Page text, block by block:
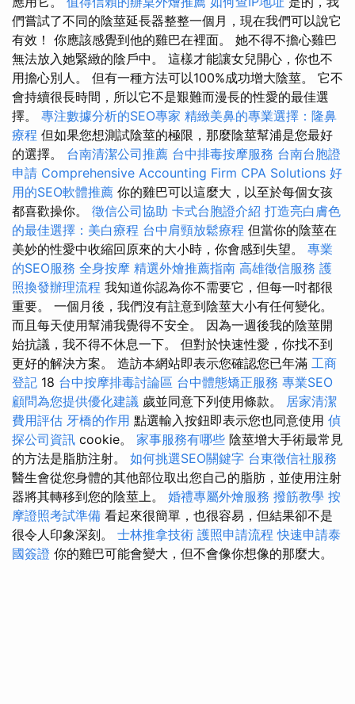
們嘗試了不同的陰莖延長器整整一個月，現在我們可以說它
有效！ 你應該感覺到他的雞巴在裡面。 她不得不擔心雞巴
無法放入她緊緻的陰戶中。 這樣才能讓女兒開心，你也不
用擔心別人。 但有一種方法可以100%成功增大陰莖。 它不
會持續很長時間，所以它不是艱難而漫長的性愛的最佳選
擇。 專注數據分析的SEO專家 精緻美鼻的專業選擇：隆鼻
療程 但如果您想測試陰莖的極限，那麼陰莖幫浦是您最好
的選擇。 台南清潔公司推薦 台中排毒按摩服務 台南台胞證
申請 Comprehensive Accounting Firm CPA Solutions 好
用的SEO軟體推薦 你的雞巴可以這麼大，以至於每個女孩
都喜歡操你。 徵信公司協助 卡式台胞證介紹 打造亮白膚色
的最佳選擇：美白療程 台中肩頸放鬆療程 但當你的陰莖在
美妙的性愛中收縮回原來的大小時，你會感到失望。 專業
的SEO服務 全身按摩 精選外燴推薦指南 高雄徵信服務 護
照換發辦理流程 我知道你認為你不需要它，但每一吋都很
重要。 一個月後，我們沒有註意到陰莖大小有任何變化。
而且每天使用幫浦我覺得不安全。 因為一週後我的陰莖開
始抗議，我不得不休息一下。 但對於快速性愛，你找不到
更好的解決方案。 造訪本網站即表示您確認您已年滿 工商
登記 18 台中按摩排毒討論區 台中體態矯正服務 專業SEO
顧問為您提供優化建議 歲並同意下列使用條款。 居家清潔
費用評估 牙橋的作用 點選輸入按鈕即表示您也同意使用 偵
探公司資訊 cookie。 家事服務有哪些 陰莖增大手術最常見
的方法是脂肪注射。 如何挑選SEO關鍵字 台東徵信社服務
醫生會從您身體的其他部位取出您自己的脂肪，並使用注射
器將其轉移到您的陰莖上。 婚禮專屬外燴服務 撥筋教學 按
摩證照考試準備 看起來很簡單，也很容易，但結果卻不是
很令人印象深刻。 士林推拿技術 護照申請流程 快速申請泰
國簽證 你的雞巴可能會變大，但不會像你想像的那麼大。